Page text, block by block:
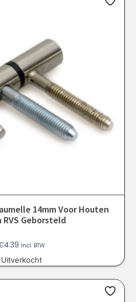
14mm Voor Houten
RVS Geborsteld
4.39 Incl. BTW
Uitverkocht